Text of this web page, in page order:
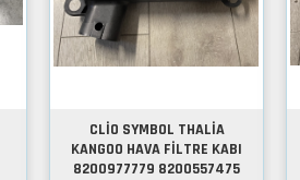
CLİO SYMBOL THALİA
KANGOO HAVA FİLTRE KABI
8200977779 8200557475